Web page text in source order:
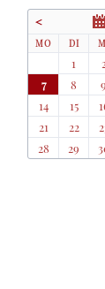
<
MONTAGDI
1
7
8 9
14
15
21
22
28
29